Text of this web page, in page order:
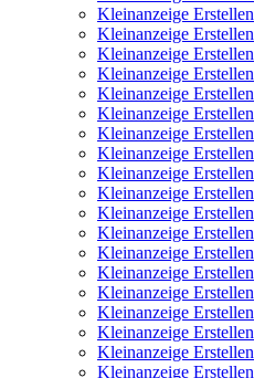
Kleinanzeige Erstellen
Kleinanzeige Erstellen
Kleinanzeige Erstellen
Kleinanzeige Erstellen
Kleinanzeige Erstellen
Kleinanzeige Erstellen
Kleinanzeige Erstellen
Kleinanzeige Erstellen
Kleinanzeige Erstellen
Kleinanzeige Erstellen
Kleinanzeige Erstellen
Kleinanzeige Erstellen
Kleinanzeige Erstellen
Kleinanzeige Erstellen
Kleinanzeige Erstellen
Kleinanzeige Erstellen
Kleinanzeige Erstellen
Kleinanzeige Erstellen
Kleinanzeige Erstellen